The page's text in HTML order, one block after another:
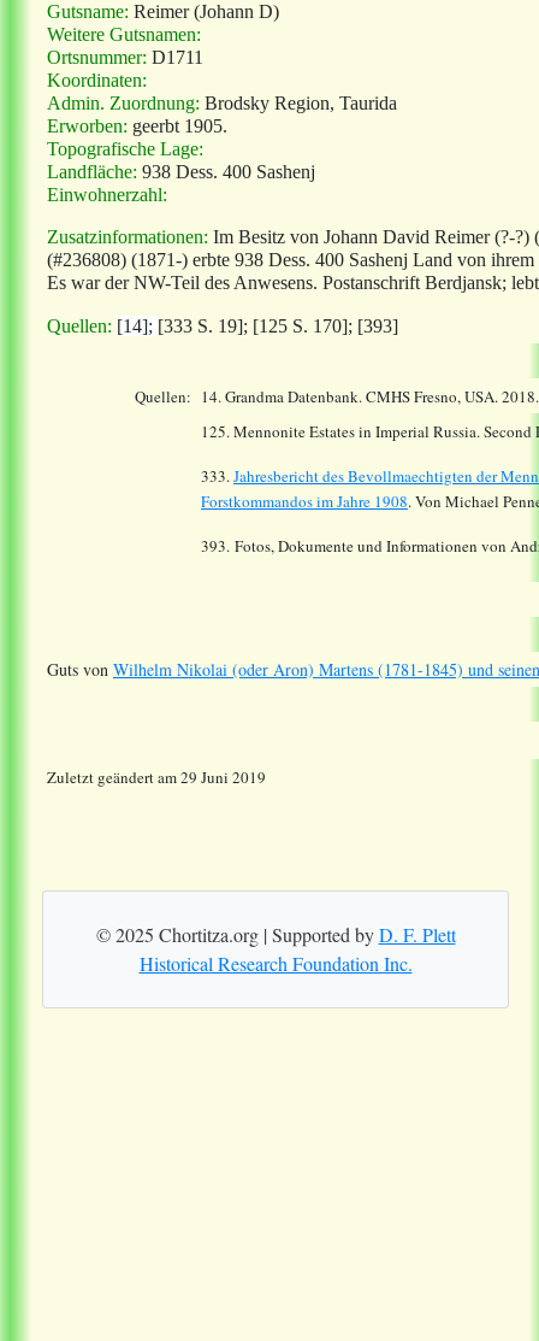
Gutsname: Reimer (Johann D)
Weitere Gutsnamen:
Ortsnummer: D1711
Koordinaten:
Admin. Zuordnung: Brodsky Region, Taurida
Erworben: geerbt 1905.
Topografische Lage:
Landfläche: 938 Dess. 400 Sashenj
Einwohnerzahl:
Zusatzinformationen: Im Besitz von Johann David Reimer (?-?)
(#236808) (1871-) erbte 938 Dess. 400 Sashenj Land von
Es war der NW-Teil des Anwesens. Postanschrift Berdjansk;
Quellen: [14]; [333 S. 19]; [125 S. 170]; [393]
Quellen: 14.Grandma Datenbank. CMHS Fresno, USA.
125. Mennonite Estates in Imperial Russia.
333.Jahresbericht des Bevollmaechtigten der
Forstkommandos im Jahre 1908. Von Michael
393. Fotos, Dokumente und Informationen von
Guts von Wilhelm Nikolai (oder Aron) Martens (1781-1845) und
Zuletzt geändert am 29 Juni 2019
© 2025 Chortitza.org | Supported byD. F. Plett
Historical Research Foundation Inc.